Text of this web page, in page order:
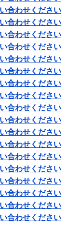
合わせください
合わせください
合わせください
合わせください
合わせください
合わせください
合わせください
合わせください
合わせください
合わせください
合わせください
合わせください
合わせください
合わせください
合わせください
合わせください
合わせください
合わせください